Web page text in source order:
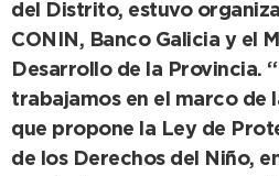
del Distrito, estuvo
CONIN, Banco Galicia y el
Desarrollo de la Provincia.
trabajamos en el marco de
que propone la Ley de
de los Derechos del Niño,